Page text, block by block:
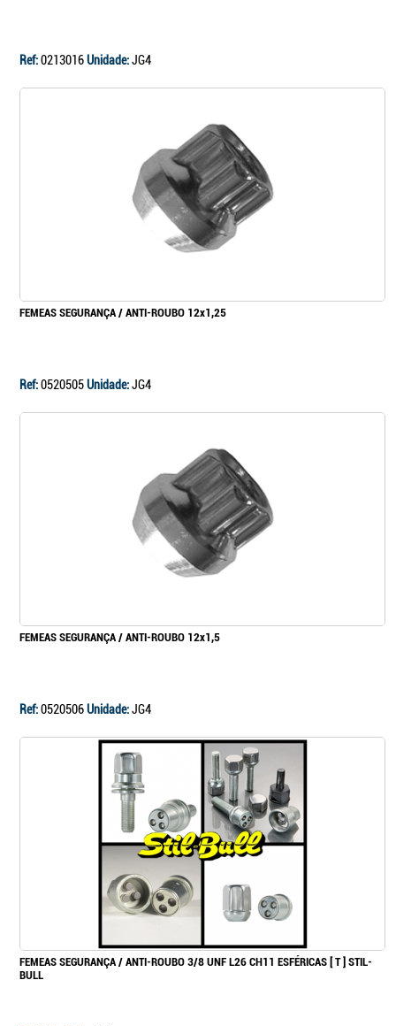
Ref:0213016Unidade:JG4
FEMEAS SEGURANÇA / ANTI-ROUBO 12x1,25
Ref:0520505Unidade:JG4
FEMEAS SEGURANÇA / ANTI-ROUBO 12x1,5
Ref:0520506Unidade:JG4
FEMEAS SEGURANÇA / ANTI-ROUBO 3/8 UNF L26 CH11 ESFÉRICAS [ T ] STIL-
BULL